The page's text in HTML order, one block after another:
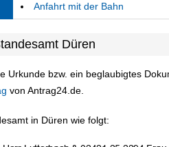
Anfahrt mit der Bahn
Düren
Urkunde bzw. ein beglaubigtes
von Antrag24.de.
in Düren wie folgt: